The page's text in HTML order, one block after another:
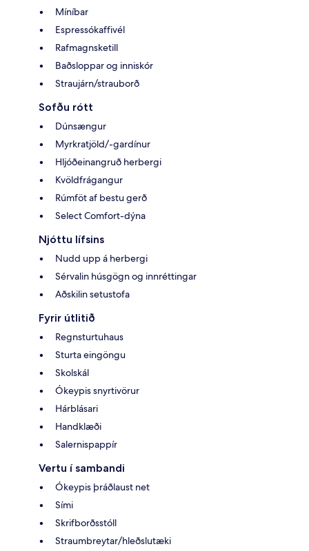
Míníbar
Espressókaffivél
Rafmagnsketill
Baðsloppar og inniskór
Straujárn/strauborð
Sofðu rótt
Dúnsængur
Myrkratjöld/-gardínur
Hljóðeinangruð herbergi
Kvöldfrágangur
Rúmföt af bestu gerð
Select Comfort-dýna
Njóttu lífsins
Nudd upp á herbergi
Sérvalin húsgögn og innréttingar
Aðskilin setustofa
Fyrir útlitið
Regnsturtuhaus
Sturta eingöngu
Skolskál
Ókeypis snyrtivörur
Hárblásari
Handklæði
Salernispappír
Vertu í sambandi
Ókeypis þráðlaust net
Sími
Skrifborðsstóll
Straumbreytar/hleðslutæki